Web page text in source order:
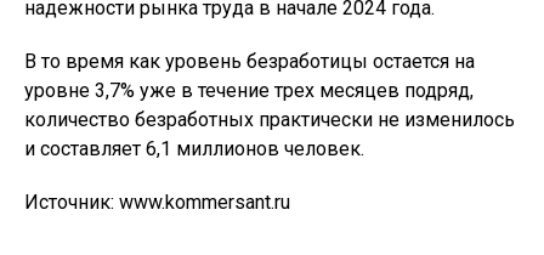
надежности рынка труда в начале 2024 года.
В то время как уровень безработицы остается на
уровне 3,7% уже в течение трех месяцев подряд,
количество безработных практически не изменилось
и составляет 6,1 миллионов человек.
Источник: www.kommersant.ru